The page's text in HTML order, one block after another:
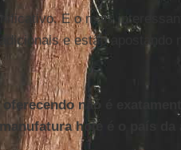
E o mais
e estão apostando
não é
hoje é o país